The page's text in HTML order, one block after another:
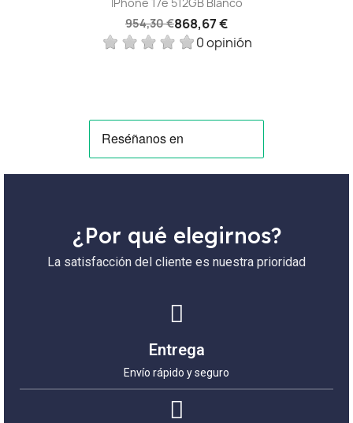
954,30 €868,67 €
0 opinión
¿Por qué elegirnos?
La satisfacción del cliente es nuestra prioridad
Entrega
Envío rápido y seguro